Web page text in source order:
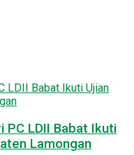
PC LDII Babat Ikuti
Lamongan